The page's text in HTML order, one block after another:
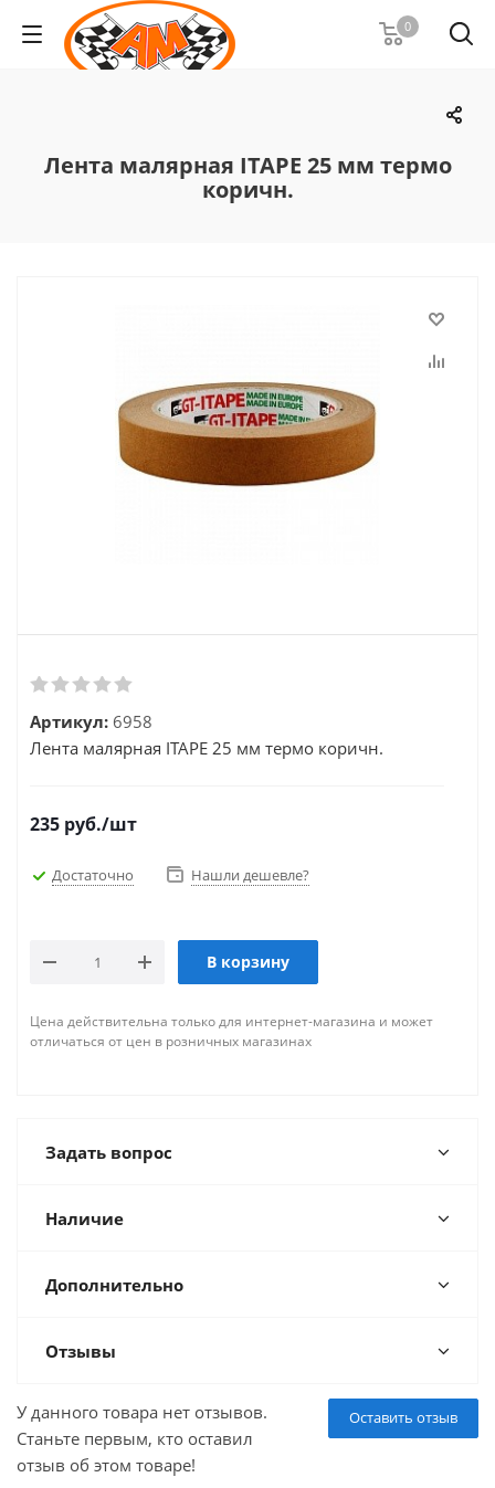
0
Лента малярная ITAPE 25 мм термо
коричн.
Артикул: 6958
Лента малярная ITAPE 25 мм термо коричн.
235 руб./шт
Достаточно Нашли дешевле?
В корзину
Цена действительна только для интернет-магазина и может
отличаться от цен в розничных магазинах
Задать вопрос
Наличие
Дополнительно
Отзывы
Оставить отзыв
У данного товара нет отзывов.
Станьте первым, кто оставил
отзыв об этом товаре!